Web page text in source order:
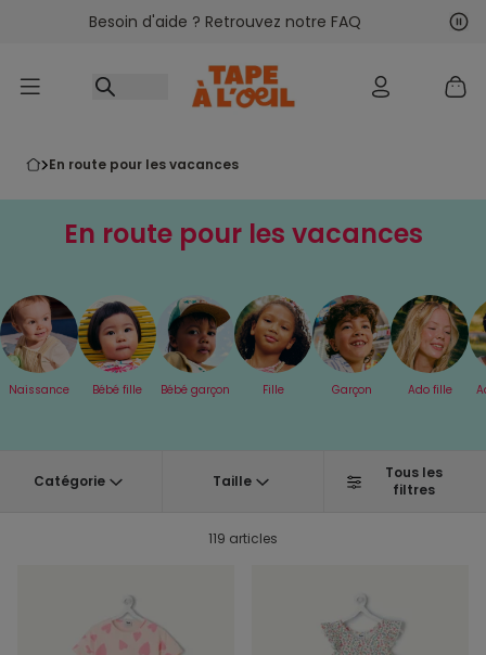
Accéder au contenu
Besoin d'aide ? Retrouvez notre FAQ
en route pour les vacances
En route pour les vacances
Naissance Bébé fille Bébé garçon Fille Garçon Ado fille
Catégorie Taille
Tous les
filtres
119 articles